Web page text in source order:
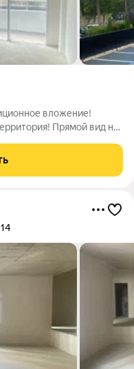
вложение!
Прямой вид на
ближе чем можно